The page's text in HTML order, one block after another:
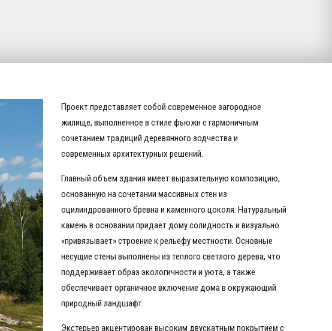
Проект представляет собой современное загородное
жилище, выполненное в стиле фьюжн с гармоничным
сочетанием традиций деревянного зодчества и
современных архитектурных решений.
Главный объем здания имеет выразительную композицию,
основанную на сочетании массивных стен из
оцилиндрованного бревна и каменного цоколя. Натуральный
камень в основании придаёт дому солидность и визуально
«привязывает» строение к рельефу местности. Основные
несущие стены выполнены из теплого светлого дерева, что
поддерживает образ экологичности и уюта, а также
обеспечивает органичное включение дома в окружающий
природный ландшафт.
Экстерьер акцентирован высоким двускатным покрытием с